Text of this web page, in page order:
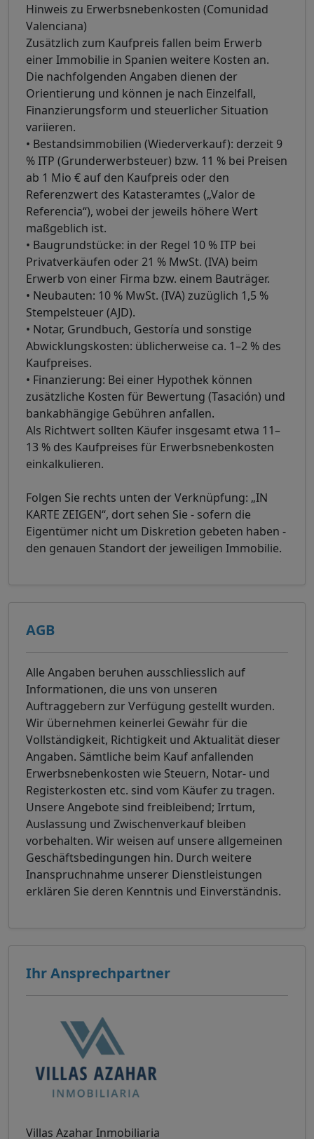
Hinweis zu Erwerbsnebenkosten (Comunidad
Valenciana)
Zusätzlich zum Kaufpreis fallen beim Erwerb
einer Immobilie in Spanien weitere Kosten an.
Die nachfolgenden Angaben dienen der
Orientierung und können je nach Einzelfall,
Finanzierungsform und steuerlicher Situation
variieren.
• Bestandsimmobilien (Wiederverkauf): derzeit 9
% ITP (Grunderwerbsteuer) bzw. 11 % bei Preisen
ab 1 Mio € auf den Kaufpreis oder den
Referenzwert des Katasteramtes („Valor de
Referencia“), wobei der jeweils höhere Wert
maßgeblich ist.
• Baugrundstücke: in der Regel 10 % ITP bei
Privatverkäufen oder 21 % MwSt. (IVA) beim
Erwerb von einer Firma bzw. einem Bauträger.
• Neubauten: 10 % MwSt. (IVA) zuzüglich 1,5 %
Stempelsteuer (AJD).
• Notar, Grundbuch, Gestoría und sonstige
Abwicklungskosten: üblicherweise ca. 1–2 % des
Kaufpreises.
• Finanzierung: Bei einer Hypothek können
zusätzliche Kosten für Bewertung (Tasación) und
bankabhängige Gebühren anfallen.
Als Richtwert sollten Käufer insgesamt etwa 11–
13 % des Kaufpreises für Erwerbsnebenkosten
einkalkulieren.
Folgen Sie rechts unten der Verknüpfung: „IN
KARTE ZEIGEN“, dort sehen Sie - sofern die
Eigentümer nicht um Diskretion gebeten haben -
den genauen Standort der jeweiligen Immobilie.
AGB
Alle Angaben beruhen ausschliesslich auf
Informationen, die uns von unseren
Auftraggebern zur Verfügung gestellt wurden.
Wir übernehmen keinerlei Gewähr für die
Vollständigkeit, Richtigkeit und Aktualität dieser
Angaben. Sämtliche beim Kauf anfallenden
Erwerbsnebenkosten wie Steuern, Notar- und
Registerkosten etc. sind vom Käufer zu tragen.
Unsere Angebote sind freibleibend; Irrtum,
Auslassung und Zwischenverkauf bleiben
vorbehalten. Wir weisen auf unsere allgemeinen
Geschäftsbedingungen hin. Durch weitere
Inanspruchnahme unserer Dienstleistungen
erklären Sie deren Kenntnis und Einverständnis.
Ihr Ansprechpartner
Villas Azahar Inmobiliaria